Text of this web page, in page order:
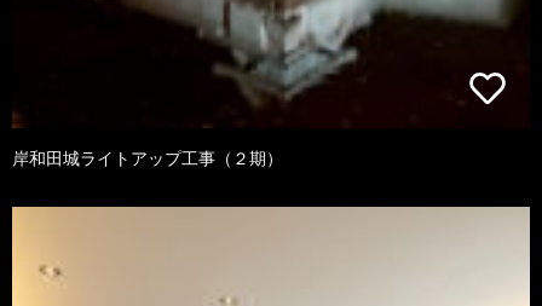
岸和田城ライトアップ工事（２期）